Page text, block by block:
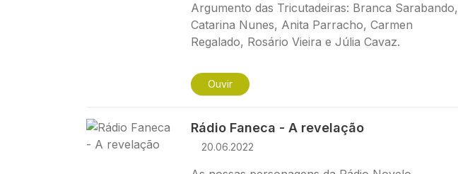
Argumento das Tricutadeiras: Branca Sarabando,
Catarina Nunes, Anita Parracho, Carmen
Regalado, Rosário Vieira e Júlia Cavaz.
Ouvir
Imagem Rádio Faneca - A revelação
20.06.2022